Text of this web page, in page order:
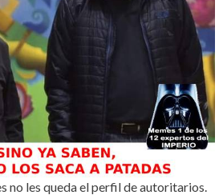
no les queda el perfil de autoritarios.